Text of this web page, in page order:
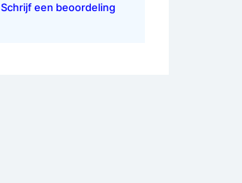
Schrijf een beoordeling